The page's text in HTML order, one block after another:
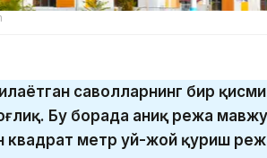
саволларнинг бир
Бу борада аниқ режа
квадрат метр уй-жой қуриш